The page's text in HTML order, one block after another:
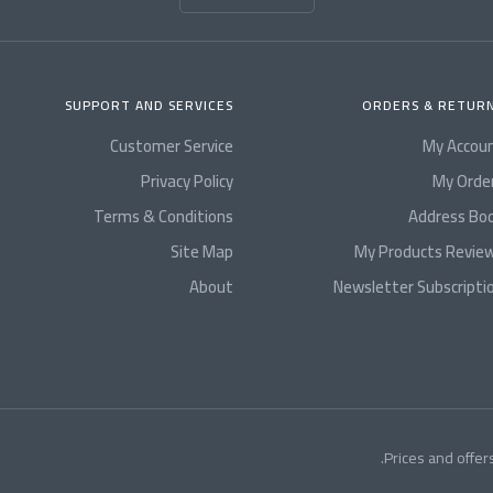
ORDERS &
My
My
Address
My Products
Newsletter
SUPPORT AND SERVICES
Customer Service
Privacy Policy
Terms & Conditions
Site Map
About
Prices and